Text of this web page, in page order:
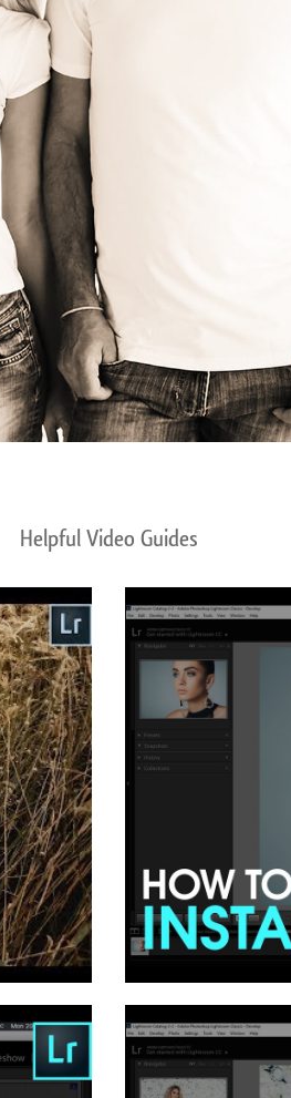
Servizi di ritocco gioielli
Helpful Video Guides